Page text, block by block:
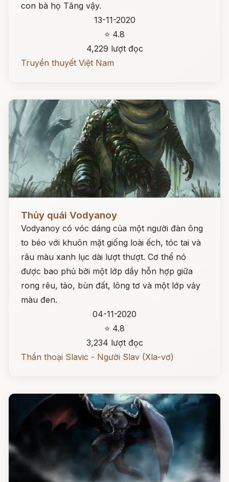
con bà họ Tăng vậy.
13-11-2020
⭐ 4.8
4,229 lượt đọc
Truyền thuyết Việt Nam
Thủy quái Vodyanoy
Vodyanoy có vóc dáng của một người đàn ông
to béo với khuôn mặt giống loài ếch, tóc tai và
râu màu xanh lục dài lượt thượt. Cơ thể nó
được bao phủ bởi một lớp dầy hỗn hợp giữa
rong rêu, tảo, bùn đất, lông tơ và một lớp vảy
màu đen.
04-11-2020
⭐ 4.8
3,234 lượt đọc
Thần thoại Slavic - Người Slav (Xla-vơ)